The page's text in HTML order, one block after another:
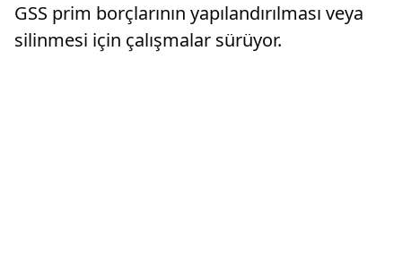
GSS prim borçlarının yapılandırılması veya
silinmesi için çalışmalar sürüyor.